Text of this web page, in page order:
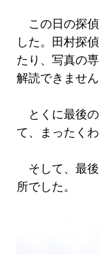
この日の探偵
した。田村探
たり、写真の
解読できません
とくに最後の
て、まったく
そして、最後
所でした。